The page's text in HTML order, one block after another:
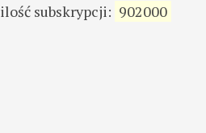
ilość subskrypcji: 902000